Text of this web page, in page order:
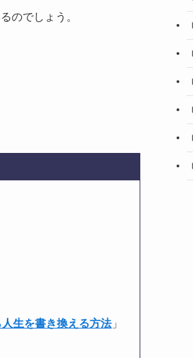
のでしょう。
生を書き換える方法」